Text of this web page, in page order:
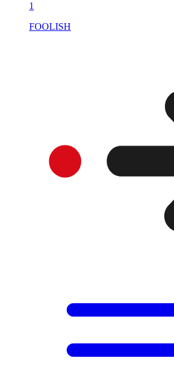
1
FOOLISH